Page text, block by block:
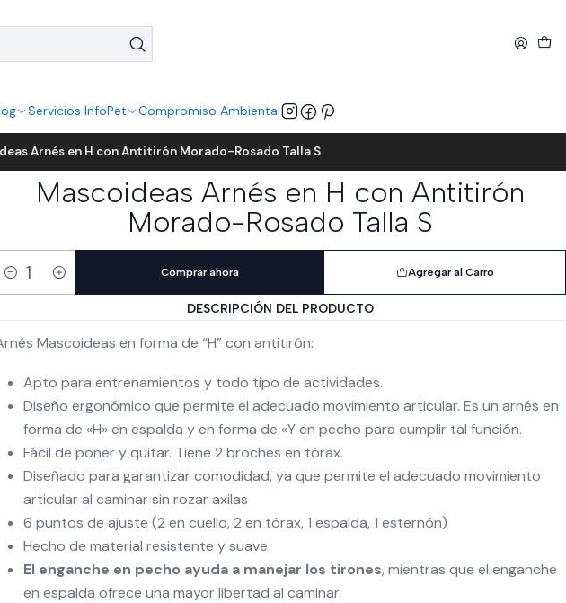
Servicios InfoPet Compromiso Ambiental
Arnés en H con Antitirón Morado-Rosado Talla S
Mascoideas Arnés en H con Antitirón
Morado-Rosado Talla S
Cantidad
Agregar al Carro
Comprar ahora
DESCRIPCIÓN DEL PRODUCTO
Mascoideas en forma de “H” con antitirón:
Apto para entrenamientos y todo tipo de actividades.
Diseño ergonómico que permite el adecuado movimiento articular. Es un arnés en
forma de «H» en espalda y en forma de «Y en pecho para cumplir tal función.
Fácil de poner y quitar. Tiene 2 broches en tórax.
Diseñado para garantizar comodidad, ya que permite el adecuado movimiento
articular al caminar sin rozar axilas
6 puntos de ajuste (2 en cuello, 2 en tórax, 1 espalda, 1 esternón)
Hecho de material resistente y suave
El enganche en pecho ayuda a manejar los tirones, mientras que el enganche
en espalda ofrece una mayor libertad al caminar.